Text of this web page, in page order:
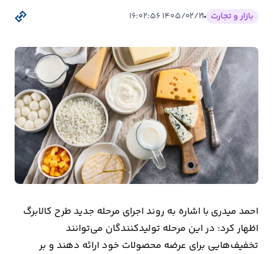
بورس
و
بیمه
اقتصاد
جهان
بازار
و
کشاورزی
بازار و تجارت ۱۴۰۵/۰۲/۲۱ ۱۶:۰۲:۵۶
احمد میدری با اشاره به روند اجرای مرحله جدید طرح کالابرگ
اظهار کرد: در این مرحله تولیدکنندگان می‌توانند
تخفیف‌هایی برای عرضه محصولات خود ارائه دهند و بر